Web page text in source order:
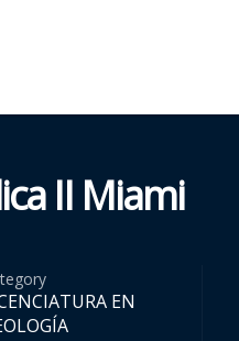
II Miami
EN